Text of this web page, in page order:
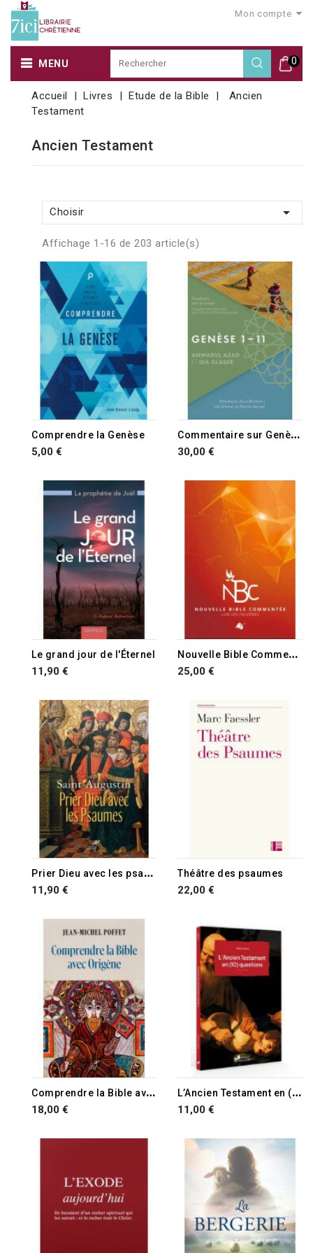
Mon compte
0
MENU
Accueil Livres Etude de la Bible
Ancien
Testament
Ancien Testament
Choisir 
Affichage 1-16 de 203 article(s)
Comprendre la Genèse
5,00 €
C
ommentaire sur Genèse 1-11
30,00 €
Le grand jour de l'Éternel
11,90 €
N
ouvelle Bible Commentée NBC
25,00 €
P
rier Dieu avec les psaumes
11,90 €
Théâtre des psaumes
22,00 €
C
omprendre la Bible avec Origène
18,00 €
L
’Ancien Testament en (10) questions
11,00 €